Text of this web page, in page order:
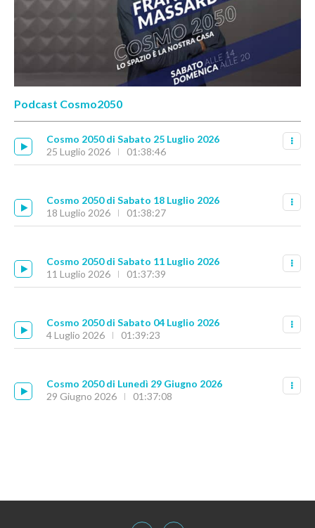
Podcast Cosmo2050
Cosmo 2050 di Sabato 25 Luglio 2026
25 Luglio 2026
01:38:46
Cosmo 2050 di Sabato 18 Luglio 2026
18 Luglio 2026
01:38:27
Cosmo 2050 di Sabato 11 Luglio 2026
11 Luglio 2026
01:37:39
Cosmo 2050 di Sabato 04 Luglio 2026
4 Luglio 2026
01:39:23
Cosmo 2050 di Lunedì 29 Giugno 2026
29 Giugno 2026
01:37:08